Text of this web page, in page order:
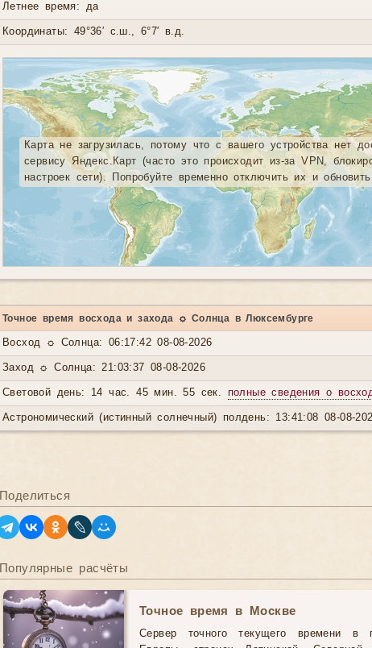
Летнее время: да
Координаты: 49°36′ с.ш., 6°7′ в.д.
Карта не загрузилась, потому что с вашего устройства нет
сервису Яндекс.Карт (часто это происходит из-за VPN,
настроек сети). Попробуйте временно отключить их и
Точное время восхода и захода ☼ Солнца в Люксембурге
Восход ☼ Солнца: 06:17:42 08-08-2026
Заход ☼ Солнца: 21:03:37 08-08-2026
Световой день: 14 час. 45 мин. 55 сек. полные сведения о
Астрономический (истинный солнечный) полдень: 13:41:08 08-08-
Поделиться
Популярные расчёты
Точное время в Москве
Сервер точного текущего времени в